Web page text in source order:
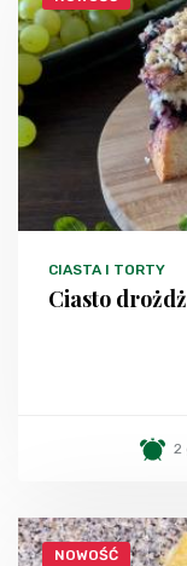
CIASTA I TORTY
Ciasto
2
NOWOŚĆ